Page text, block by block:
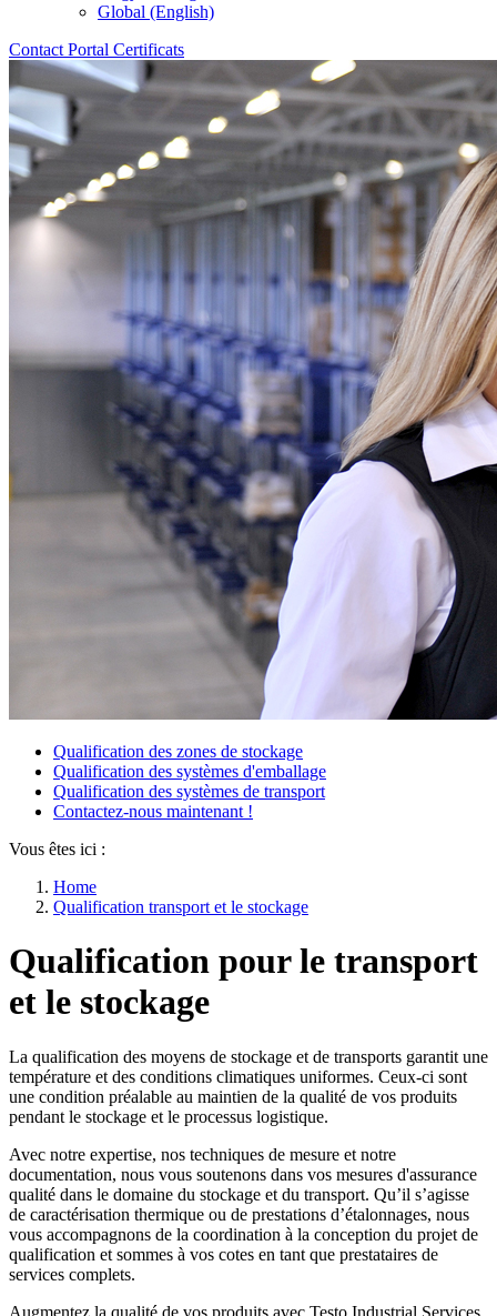
Global (English)
Contact Portal Certificats
Qualification des zones de stockage
Qualification des systèmes d'emballage
Qualification des systèmes de transport
Contactez-nous maintenant !
Vous êtes ici :
Home
Qualification transport et le stockage
Qualification pour le transport
et le stockage
La qualification des moyens de stockage et de transports garantit une
température et des conditions climatiques uniformes. Ceux-ci sont
une condition préalable au maintien de la qualité de vos produits
pendant le stockage et le processus logistique.
Avec notre expertise, nos techniques de mesure et notre
documentation, nous vous soutenons dans vos mesures d'assurance
qualité dans le domaine du stockage et du transport. Qu’il s’agisse
de caractérisation thermique ou de prestations d’étalonnages, nous
vous accompagnons de la coordination à la conception du projet de
qualification et sommes à vos cotes en tant que prestataires de
services complets.
Augmentez la qualité de vos produits avec Testo Industrial Services